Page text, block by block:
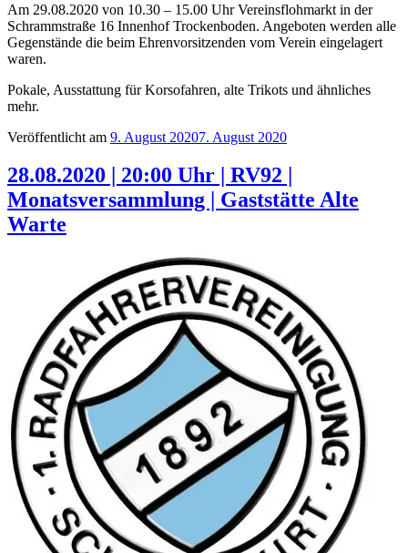
Am 29.08.2020 von 10.30 – 15.00 Uhr Vereinsflohmarkt in der
Schrammstraße 16 Innenhof Trockenboden. Angeboten werden alle
Gegenstände die beim Ehrenvorsitzenden vom Verein eingelagert
waren.
Pokale, Ausstattung für Korsofahren, alte Trikots und ähnliches
mehr.
Veröffentlicht am 9. August 20207. August 2020
28.08.2020 | 20:00 Uhr | RV92 |
Monatsversammlung | Gaststätte Alte
Warte